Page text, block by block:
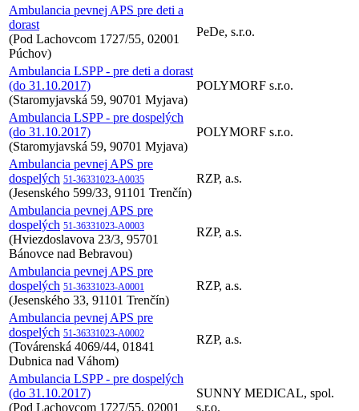
Ambulancia pevnej APS pre deti a
dorast
(Pod Lachovcom 1727/55, 02001
Púchov)
PeDe, s.r.o.
Ambulancia LSPP - pre deti a dorast
(do 31.10.2017)
(Staromyjavská 59, 90701 Myjava)
POLYMORF s.r.o.
Ambulancia LSPP - pre dospelých
(do 31.10.2017)
(Staromyjavská 59, 90701 Myjava)
POLYMORF s.r.o.
Ambulancia pevnej APS pre
dospelých 51-36331023-A0035
(Jesenského 599/33, 91101 Trenčín)
RZP, a.s.
Ambulancia pevnej APS pre
dospelých 51-36331023-A0003
(Hviezdoslavova 23/3, 95701
Bánovce nad Bebravou)
RZP, a.s.
Ambulancia pevnej APS pre
dospelých 51-36331023-A0001
(Jesenského 33, 91101 Trenčín)
RZP, a.s.
Ambulancia pevnej APS pre
dospelých 51-36331023-A0002
(Továrenská 4069/44, 01841
Dubnica nad Váhom)
RZP, a.s.
Ambulancia LSPP - pre dospelých
(do 31.10.2017)
(Pod Lachovcom 1727/55, 02001
SUNNY MEDICAL, spol.
s.r.o.